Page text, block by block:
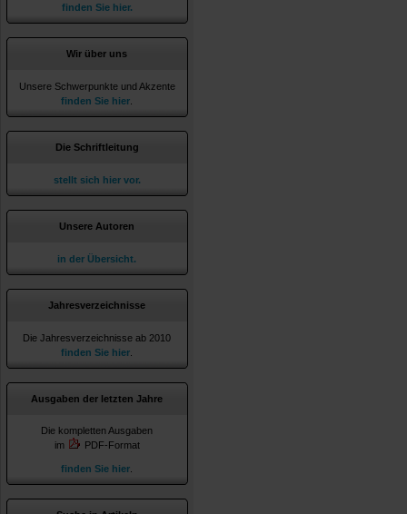
finden Sie hier.
Wir über uns
Unsere Schwerpunkte und Akzente
finden Sie hier
Die Schriftleitung
stellt sich hier vor.
Unsere Autoren
in der Übersicht.
Jahresverzeichnisse
Die Jahresverzeichnisse ab 2010
finden Sie hier
Ausgaben der letzten Jahre
Die kompletten Ausgaben
im
PDF-Format
finden Sie hier